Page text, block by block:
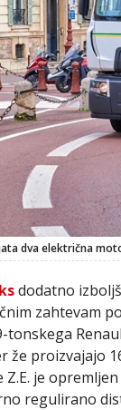
dva električna
dodatno
zahtevam
tonskega
že proizvajajo
Z.E. je
regulirano